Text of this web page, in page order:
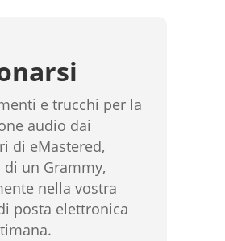
e trucchi per la
audio dai
di eMastered,
un Grammy,
nella vostra
posta elettronica